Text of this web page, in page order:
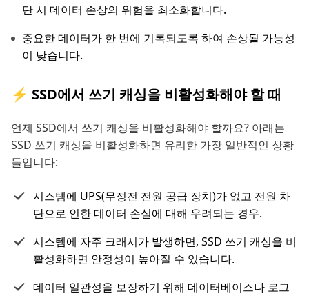
단 시 데이터 손상의 위험을 최소화합니다.
중요한 데이터가 한 번에 기록되도록 하여 손상될 가능성
이 낮습니다.
⚡ SSD에서 쓰기 캐싱을 비활성화해야 할 때
언제 SSD에서 쓰기 캐싱을 비활성화해야 할까요? 아래는
SSD 쓰기 캐싱을 비활성화하면 유리한 가장 일반적인 상황
들입니다:
시스템에 UPS(무정전 전원 공급 장치)가 없고 전원 차
단으로 인한 데이터 손실에 대해 우려되는 경우.
시스템에 자주 크래시가 발생하면, SSD 쓰기 캐싱을 비
활성화하면 안정성이 높아질 수 있습니다.
데이터 일관성을 보장하기 위해 데이터베이스나 로그